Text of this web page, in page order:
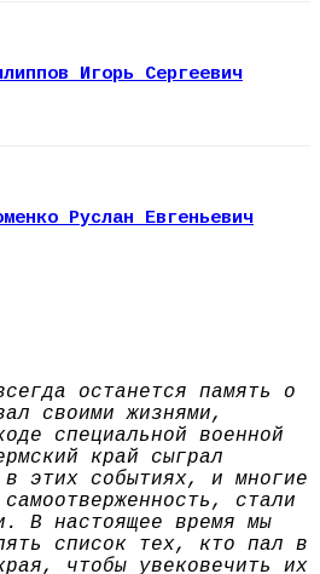
Игорь Сергеевич
Руслан Евгеньевич
останется память о
своими жизнями,
специальной военной
край сыграл
в этих событиях, и многие
стали
В настоящее время мы
список тех, кто пал в
чтобы увековечить их